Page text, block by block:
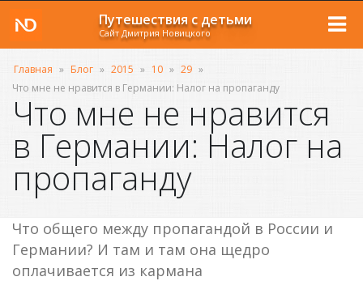
Путешествия с детьми
Сайт Дмитрия Новицкого
Главная » Блог » 2015 » 10 » 29 »
Что мне не нравится в Германии: Налог на пропаганду
Что мне не нравится
в Германии: Налог на
пропаганду
Что общего между пропагандой в России и
Германии? И там и там она щедро
оплачивается из кармана